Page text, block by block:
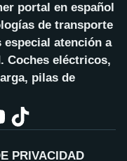
portal en español
de transporte
atención a
Coches eléctricos,
pilas de
PRIVACIDAD